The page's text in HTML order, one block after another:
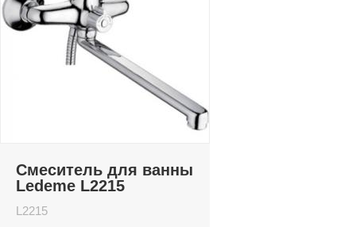
Смеситель для ванны
Ledeme L2215
L2215